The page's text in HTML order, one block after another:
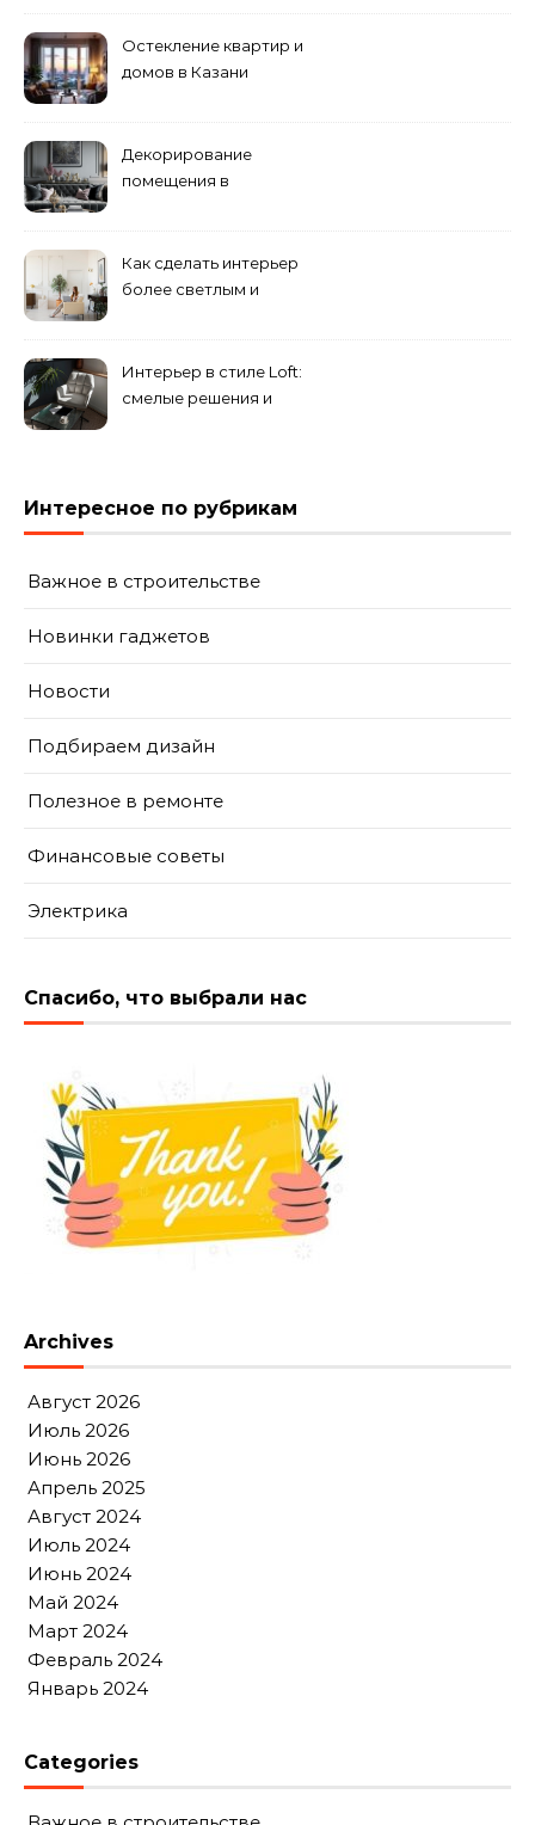
Остекление квартир и
домов в Казани
Декорирование
помещения в
направлений для создания
уникального комплекса
Как сделать интерьер
более светлым и
помещения
Интерьер в стиле Loft:
смелые решения и
Интересное по рубрикам
Важное в строительстве
Новинки гаджетов
Новости
Подбираем дизайн
Полезное в ремонте
Финансовые советы
Электрика
Спасибо, что выбрали нас
Archives
Август 2026
Июль 2026
Июнь 2026
Апрель 2025
Август 2024
Июль 2024
Июнь 2024
Май 2024
Март 2024
Февраль 2024
Январь 2024
Categories